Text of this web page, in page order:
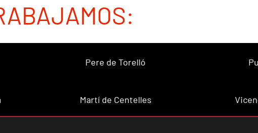
Pere de Torelló
Martí de Centelles